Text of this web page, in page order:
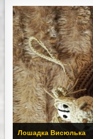
Лошадка Висюлька